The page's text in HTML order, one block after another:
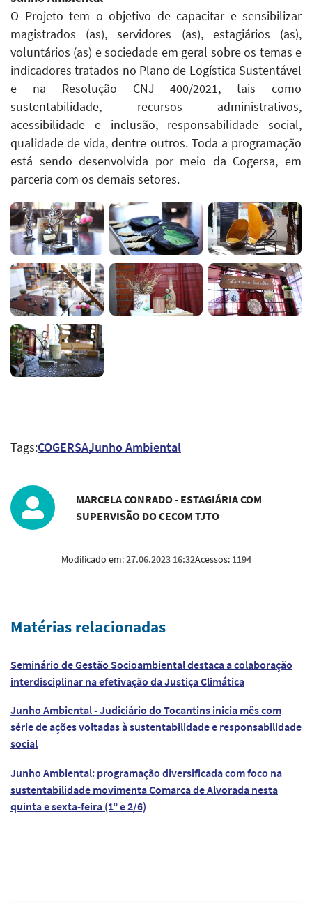
O Projeto tem o objetivo de capacitar e sensibilizar
magistrados (as), servidores (as), estagiários (as),
voluntários (as) e sociedade em geral sobre os temas e
indicadores tratados no Plano de Logística Sustentável
e na Resolução CNJ 400/2021, tais como
sustentabilidade, recursos administrativos,
acessibilidade e inclusão, responsabilidade social,
qualidade de vida, dentre outros. Toda a programação
está sendo desenvolvida por meio da Cogersa, em
parceria com os demais setores.
Tags:COGERSAJunho Ambiental
MARCELA CONRADO - ESTAGIÁRIA COM
SUPERVISÃO DO CECOM TJTO
Modificado em:27.06.2023 16:32Acessos: 1194
Matérias relacionadas
Seminário de Gestão Socioambiental destaca a colaboração
interdisciplinar na efetivação da Justiça Climática
Junho Ambiental - Judiciário do Tocantins inicia mês com
série de ações voltadas à sustentabilidade e responsabilidade
social
Junho Ambiental: programação diversificada com foco na
sustentabilidade movimenta Comarca de Alvorada nesta
quinta e sexta-feira (1º e 2/6)